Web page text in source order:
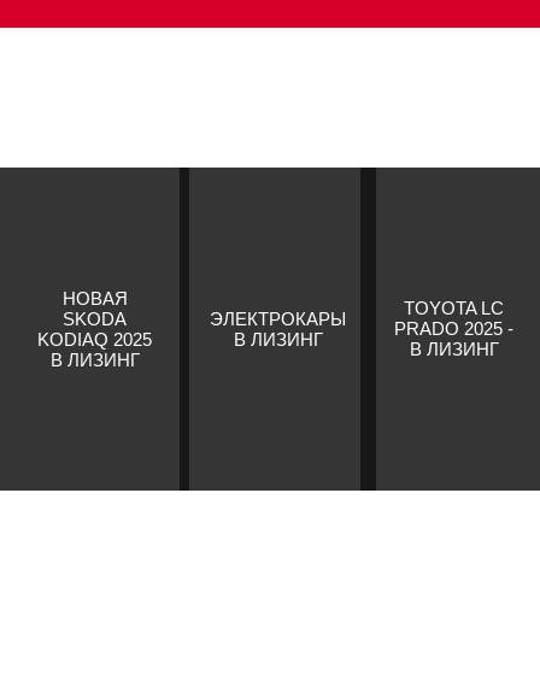
НОВАЯ
SKODA
KODIAQ 2025
В ЛИЗИНГ
ЭЛЕКТРОКАРЫ
В ЛИЗИНГ
TOYOTA LC
PRADO 2025 -
В ЛИЗИНГ